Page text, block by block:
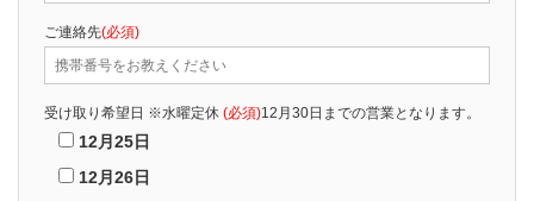
ご連絡先(必須)
受け取り希望日 ※水曜定休 (必須)12月30日までの営業となります。
12月25日
12月26日